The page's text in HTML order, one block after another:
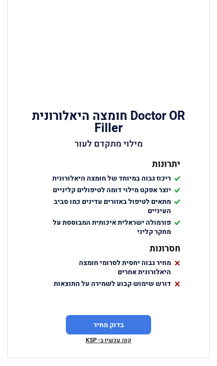
Doctor OR חומצה היאלורונית
Filler
מילוי מתקדם לעור
יתרונות
ריכוז גבוה במיוחד של חומצה היאלורונית
יוצר אפקט מילוי דומה לטיפולים קליניים
מתאים לטיפול באזורים עדינים כמו סביב
העיניים
פורמולה ישראלית איכותית המבוססת על
מחקר קליני
חסרונות
מחיר גבוה יחסית לסרומי חומצה
היאלורונית אחרים
דורש שימוש קבוע לשמירה על התוצאות
בדוק מחיר
קנה עכשיו ב- KSP